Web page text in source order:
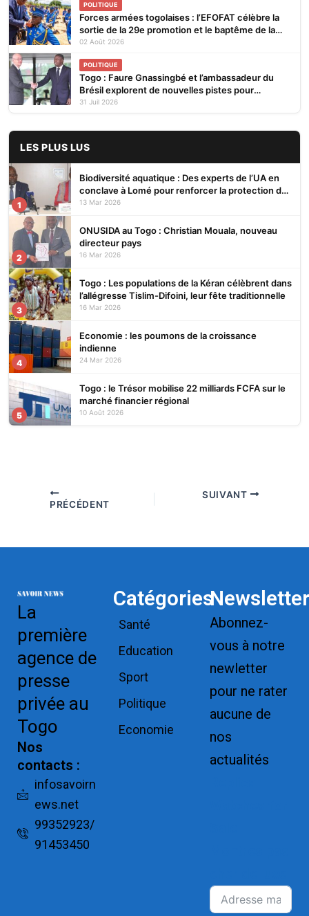
POLITIQUE
Forces armées togolaises : l’EFOFAT célèbre la
sortie de la 29e promotion et le baptême de la
30e
02 Août 2026
POLITIQUE
Togo : Faure Gnassingbé et l’ambassadeur du
Brésil explorent de nouvelles pistes pour
renforcer la coopération bilatérale
31 Juil 2026
LES PLUS LUS
1
Biodiversité aquatique : Des experts de l’UA en
conclave à Lomé pour renforcer la protection des
écosystèmes
13 Mar 2026
2
ONUSIDA au Togo : Christian Mouala, nouveau
directeur pays
16 Mar 2026
3
Togo : Les populations de la Kéran célèbrent dans
l’allégresse Tislim-Difoini, leur fête traditionnelle
16 Mar 2026
4
Economie : les poumons de la croissance
indienne
24 Mar 2026
5
Togo : le Trésor mobilise 22 milliards FCFA sur le
marché financier régional
10 Août 2026
PRÉCÉDENT
SUIVANT
La
première
agence de
presse
privée au
Togo
Nos
contacts :
infosavoirn
ews.net
99352923/
91453450
Catégories
Santé
Education
Sport
Politique
Economie
Newsletter
Abonnez-
vous à notre
newletter
pour ne rater
aucune de
nos
actualités